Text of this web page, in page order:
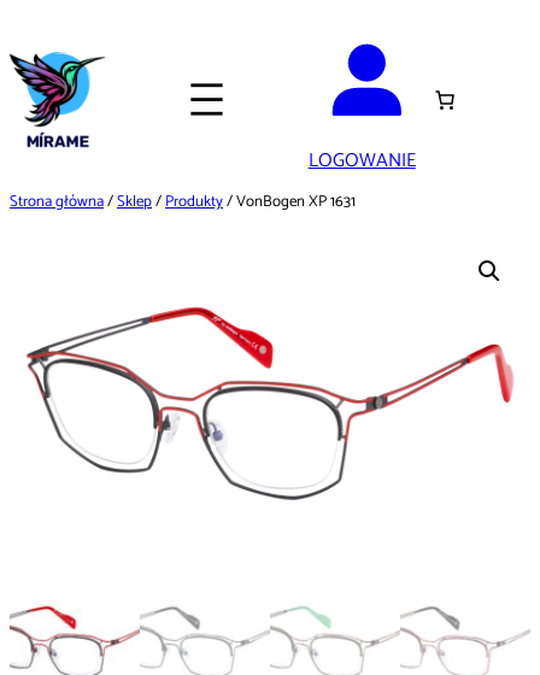
do
treści
LOGOWANIE
Strona główna/Sklep/Produkty/ VonBogen XP 1631